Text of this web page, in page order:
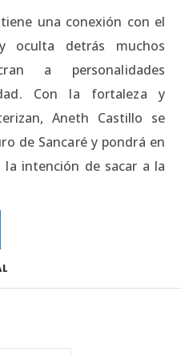
una conexión con el
oculta detrás muchos
a personalidades
Con la fortaleza y
Aneth Castillo se
de Sancaré y pondrá en
intención de sacar a la